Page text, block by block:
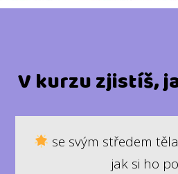
V kurzu zjistíš,
se svým středem
jak si ho